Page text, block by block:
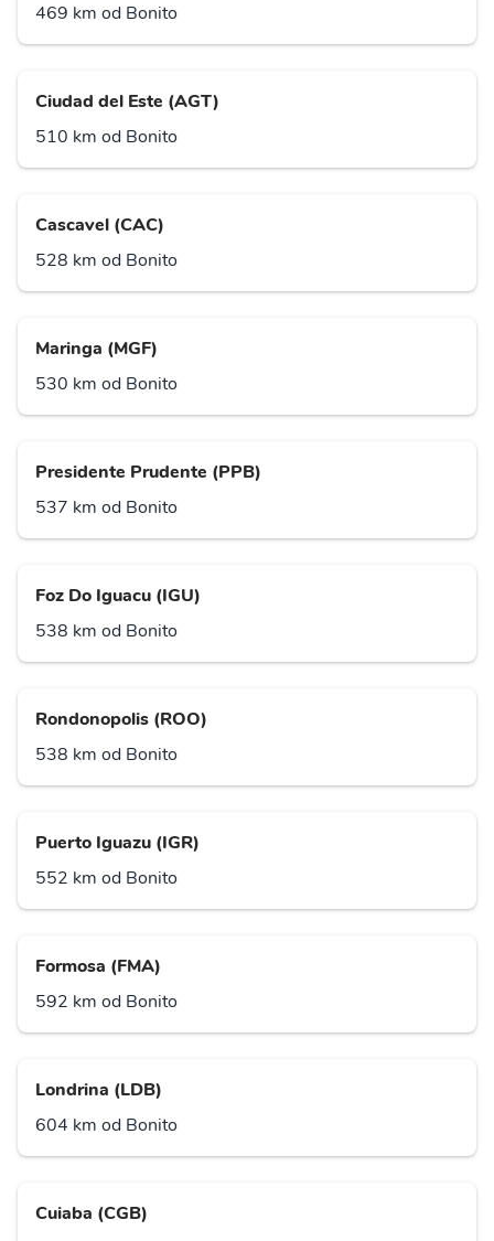
469 km od Bonito
Ciudad del Este (AGT)
510 km od Bonito
Cascavel (CAC)
528 km od Bonito
Maringa (MGF)
530 km od Bonito
Presidente Prudente (PPB)
537 km od Bonito
Foz Do Iguacu (IGU)
538 km od Bonito
Rondonopolis (ROO)
538 km od Bonito
Puerto Iguazu (IGR)
552 km od Bonito
Formosa (FMA)
592 km od Bonito
Londrina (LDB)
604 km od Bonito
Cuiaba (CGB)